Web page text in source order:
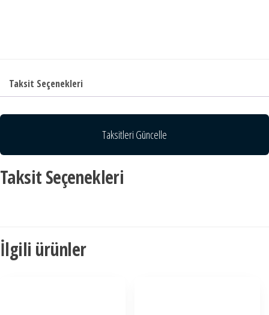
Taksit Seçenekleri
Taksitleri Güncelle
Taksit Seçenekleri
İlgili ürünler